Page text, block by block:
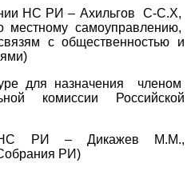
НС РИ – Ахильгов С-С.Х,
местному самоуправлению,
с общественностью и
назначения членом
комиссии Российской
НС РИ – Дикажев М.М.,
РИ)